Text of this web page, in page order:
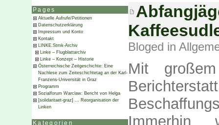
Pages
Aktuelle Aufrufe/Petitionen
Datenschutzerklärung
Impressum und Konto
Kontakt
LINKE.Stmk-Archiv
Linke – Flugblattarchiv
Linke – Konzept – Historie
Österreichische Zeitgeschichte: Eine
Nachlese zum Zeiteschichtetag an der Karl-
Franzens-Universität in Graz
Programm
Sozialforum Warclaw: Bericht von Helga
[solidaritaet-graz] … Reorganisation der
Linken
Kategorien
Bloged in
Mit